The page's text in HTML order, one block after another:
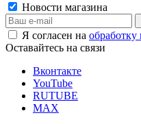
Новости магазина
Я согласен на
Оставайтесь на связи
Вконтакте
YouTube
RUTUBE
MAX